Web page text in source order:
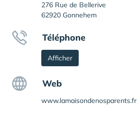
276 Rue de Bellerive
62920 Gonnehem
Téléphone
Afficher
Web
www.lamaisondenosparents.fr